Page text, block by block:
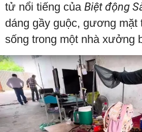
tử nổi tiếng của Biệt động
dáng gầy guộc, gương mặt
sống trong một nhà xưởng